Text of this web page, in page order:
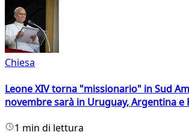
Chiesa
Leone XIV torna "missionario" in Sud
novembre sarà in Uruguay, Argentina e
1 min di lettura